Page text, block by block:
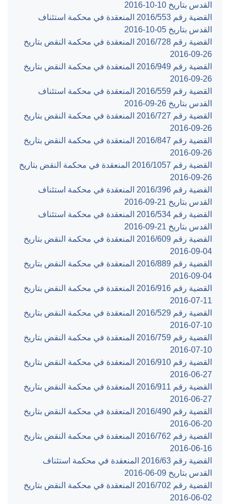
القدس بتاريخ ‎2016-10-10‏
القضية رقم ‎553‏/‎2016‏ المنعقدة في محكمة استئناف
القدس بتاريخ ‎2016-10-05‏
القضية رقم ‎728‏/‎2016‏ المنعقدة في محكمة النقض بتاريخ
‎2016-09-26‏
القضية رقم ‎949‏/‎2016‏ المنعقدة في محكمة النقض بتاريخ
‎2016-09-26‏
القضية رقم ‎559‏/‎2016‏ المنعقدة في محكمة استئناف
القدس بتاريخ ‎2016-09-26‏
القضية رقم ‎727‏/‎2016‏ المنعقدة في محكمة النقض بتاريخ
‎2016-09-26‏
القضية رقم ‎847‏/‎2016‏ المنعقدة في محكمة النقض بتاريخ
‎2016-09-26‏
القضية رقم ‎1057‏/‎2016‏ المنعقدة في محكمة النقض بتاريخ
‎2016-09-26‏
القضية رقم ‎396‏/‎2016‏ المنعقدة في محكمة استئناف
القدس بتاريخ ‎2016-09-21‏
القضية رقم ‎534‏/‎2016‏ المنعقدة في محكمة استئناف
القدس بتاريخ ‎2016-09-21‏
القضية رقم ‎609‏/‎2016‏ المنعقدة في محكمة النقض بتاريخ
‎2016-09-04‏
القضية رقم ‎889‏/‎2016‏ المنعقدة في محكمة النقض بتاريخ
‎2016-09-04‏
القضية رقم ‎916‏/‎2016‏ المنعقدة في محكمة النقض بتاريخ
‎2016-07-11‏
القضية رقم ‎529‏/‎2016‏ المنعقدة في محكمة النقض بتاريخ
‎2016-07-10‏
القضية رقم ‎759‏/‎2016‏ المنعقدة في محكمة النقض بتاريخ
‎2016-07-10‏
القضية رقم ‎910‏/‎2016‏ المنعقدة في محكمة النقض بتاريخ
‎2016-06-27‏
القضية رقم ‎911‏/‎2016‏ المنعقدة في محكمة النقض بتاريخ
‎2016-06-27‏
القضية رقم ‎490‏/‎2016‏ المنعقدة في محكمة النقض بتاريخ
‎2016-06-20‏
القضية رقم ‎762‏/‎2016‏ المنعقدة في محكمة النقض بتاريخ
‎2016-06-16‏
القضية رقم ‎63‏/‎2016‏ المنعقدة في محكمة استئناف
القدس بتاريخ ‎2016-06-09‏
القضية رقم ‎702‏/‎2016‏ المنعقدة في محكمة النقض بتاريخ
‎2016-06-02‏